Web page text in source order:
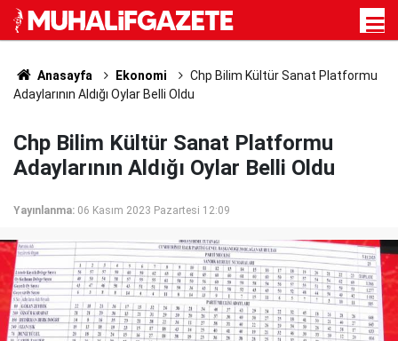
Anasayfa Ekonomi
Chp Bilim Kültür Sanat Platformu
Adaylarının Aldığı Oylar Belli Oldu
Chp Bilim Kültür Sanat Platformu
Adaylarının Aldığı Oylar Belli Oldu
Yayınlanma: 06 Kasım 2023 Pazartesi 12:09